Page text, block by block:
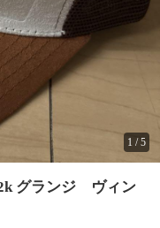
1 /5
グランジ ヴィン